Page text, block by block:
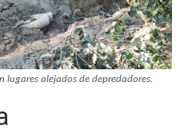
lugares alejados de depredadores.